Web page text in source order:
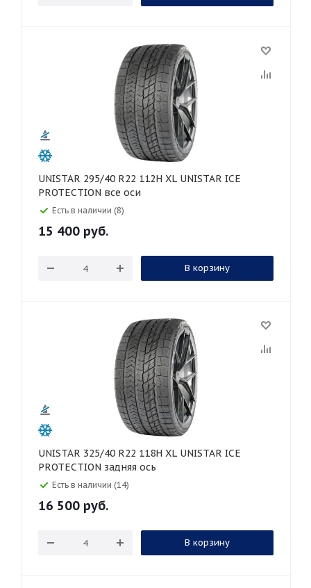
UNISTAR 295/40 R22 112H XL UNISTAR ICE
PROTECTION все оси
Есть в наличии (8)
15 400 руб.
В корзину
UNISTAR 325/40 R22 118H XL UNISTAR ICE
PROTECTION задняя ось
Есть в наличии (14)
16 500 руб.
В корзину